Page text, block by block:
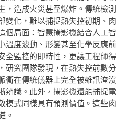
，造成火災甚至爆炸。傳統檢
變化，難以捕捉熱失控初期、
個局面：智慧攝影機結合人工
溫度波動、形變甚至化學反應
全監控的即時性，更讓工程師
研究團隊發現，在熱失控前數
衝在傳統儀器上完全被雜訊淹
辨識。此外，攝影機還能捕捉
模式同樣具有預測價值。這些
。